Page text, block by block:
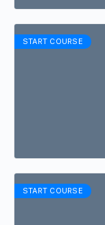
START COURSE
START COURSE